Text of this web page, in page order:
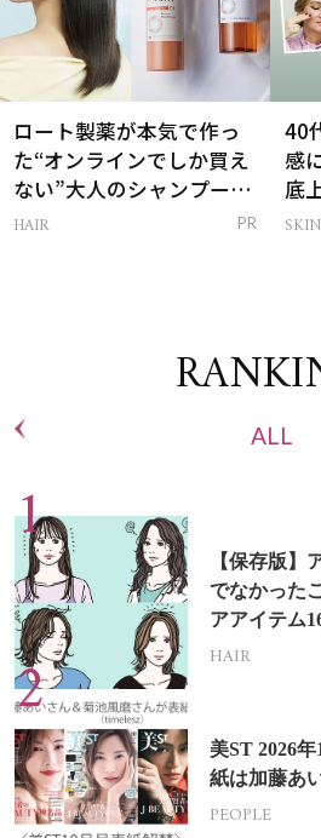
ロート製薬が本気で作っ
た“オンラインでしか買え
ない”大人のシャンプー＆
トリートメントって？
HAIR PR
40
感
底
ム
ALL
【保存版】
でなかった
アアイテム
HAIR
美ST 2026
紙は加藤あ
PEOPLE